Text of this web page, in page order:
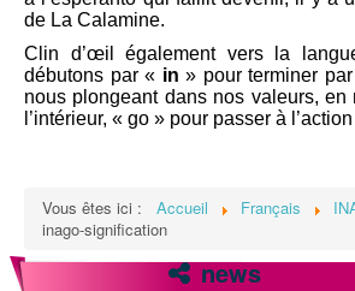
de La Calamine.
Clin d’œil également vers la
débutons par « in » pour terminer
nous plongeant dans nos valeurs, en
l’intérieur, « go » pour passer à l’action
Vous êtes ici : Accueil Français
inago-signification
news